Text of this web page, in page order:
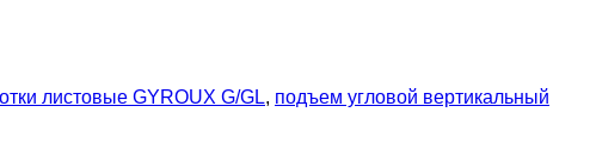
листовые GYROUX G/GL, подъем угловой вертикальный